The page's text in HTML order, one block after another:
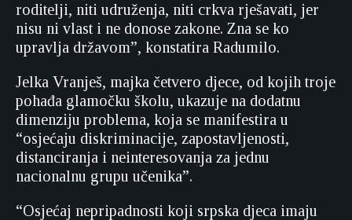
roditelji, niti udruženja, niti crkva rješavati, jer
nisu ni vlast i ne donose zakone. Zna se ko
upravlja državom”, konstatira Radumilo.
Jelka Vranješ, majka četvero djece, od kojih troje
pohađa glamočku školu, ukazuje na dodatnu
dimenziju problema, koja se manifestira u
“osjećaju diskriminacije, zapostavljenosti,
distanciranja i neinteresovanja za jednu
nacionalnu grupu učenika”.
“Osjećaj nepripadnosti koji srpska djeca imaju